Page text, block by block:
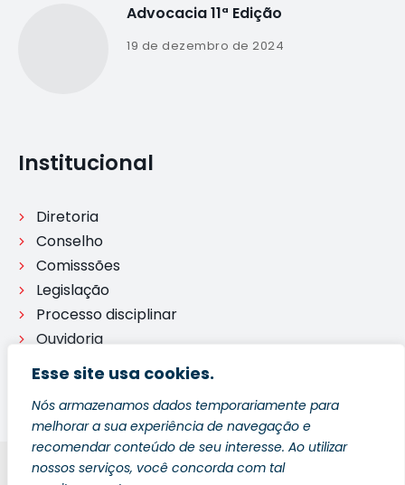
Esse site usa cookies.
Nós armazenamos dados temporariamente para
melhorar a sua experiência de navegação e
recomendar conteúdo de seu interesse. Ao utilizar
nossos serviços, você concorda com tal
Advocacia 11ª Edição
19 de dezembro de 2024
Institucional
Diretoria
Conselho
Comisssões
Legislação
Processo disciplinar
Ouvidoria
Blog Política de Privacidade